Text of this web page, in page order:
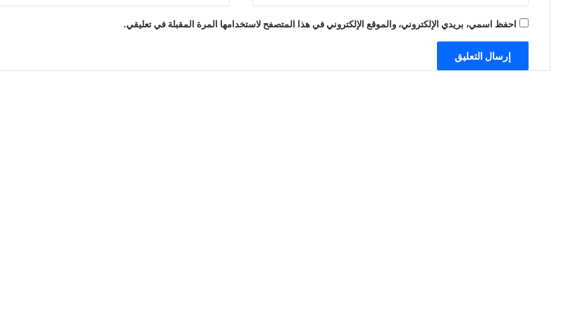
احفظ اسمي، بريدي الإلكتروني، والموقع الإلكتروني في هذا المتصفح لاستخدامها المرة المقبلة في تعليقي.